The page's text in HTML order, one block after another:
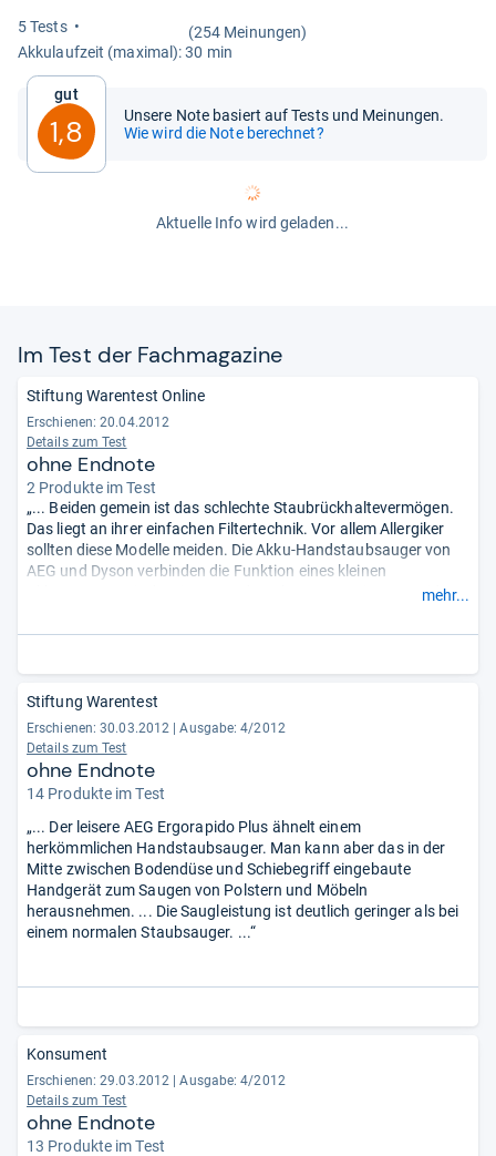
5 Tests
(254 Meinungen)
Akku­lauf­zeit (maxi­mal): 30 min
Gut
1,8
Unsere Note basiert auf Tests und Meinungen.
Wie wird die Note berechnet?
Aktuelle Info wird geladen...
Im Test der Fach­ma­ga­zine
Stiftung Warentest Online
Erschienen: 20.04.2012
Details zum Test
ohne Endnote
2 Produkte im Test
„... Beiden gemein ist das schlechte Staubrückhaltevermögen.
Das liegt an ihrer einfachen Filtertechnik. Vor allem Allergiker
sollten diese Modelle meiden. Die Akku-Handstaubsauger von
AEG und Dyson verbinden die Funktion eines kleinen
Akkusaugers mit der eines Handstaubsaugers. Eine Superidee,
nicht – enttäuschend bei Preisen um die 200 Euro.“
mehr...
Stiftung Warentest
Erschienen: 30.03.2012
Ausgabe: 4/2012
Details zum Test
ohne Endnote
14 Produkte im Test
„... Der leisere AEG Ergorapido Plus ähnelt einem
herkömmlichen Handstaubsauger. Man kann aber das in der
Mitte zwischen Bodendüse und Schiebegriff eingebaute
Handgerät zum Saugen von Polstern und Möbeln
herausnehmen. ... Die Saugleistung ist deutlich geringer als bei
einem normalen Staubsauger. ...“
Konsument
Erschienen: 29.03.2012
Ausgabe: 4/2012
Details zum Test
ohne Endnote
13 Produkte im Test